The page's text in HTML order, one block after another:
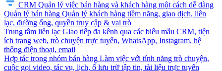
CRM Quản lý việc bán hàng và khách hàng một cách dễ dàng
Quản lý bán hàng Quản lý khách hàng tiềm năng, giao dịch, liên
lạc, đường ống, quyền truy cập & vai trò
Trung tâm liên lạc Giao tiếp đa kênh qua các biểu mẫu CRM, tiện
ích trang web, trò chuyện trực tuyến, WhatsApp, Instagram, hệ
thống điện thoại, email
Hợp tác trong nhóm bán hàng Làm việc với tính năng trò chuyện,
cuộc gọi video, tác vụ, lịch, ổ lưu trữ tập tin, tài liệu trực tuyến